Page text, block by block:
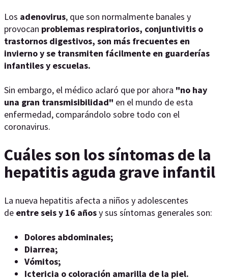
Los adenovirus, que son normalmente banales y
provocan problemas respiratorios, conjuntivitis o
trastornos digestivos, son más frecuentes en
invierno y se transmiten fácilmente en guarderías
infantiles y escuelas.
Sin embargo, el médico aclaró que por ahora "no hay
una gran transmisibilidad" en el mundo de esta
enfermedad, comparándolo sobre todo con el
coronavirus.
Cuáles son los síntomas de la
hepatitis aguda grave infantil
La nueva hepatitis afecta a niños y adolescentes
de entre seis y 16 añosy sus síntomas generales son:
Dolores abdominales;
Diarrea;
Vómitos;
Ictericia o coloración amarilla de la piel.